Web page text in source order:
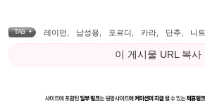
TAG • 레이먼 남성용 포르디 카라 단추 니트
이 게시물 URL 복사